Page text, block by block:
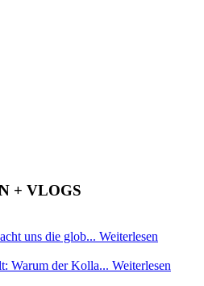
+ VLOGS
uns die glob... Weiterlesen
Warum der Kolla... Weiterlesen